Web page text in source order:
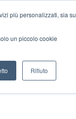
più personalizzati, sia su
un piccolo cookie
Rifiuto